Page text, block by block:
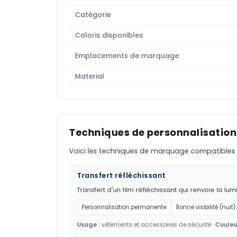
Catégorie
Coloris disponibles
Emplacements de marquage
Material
Techniques de
Voici les techniques de marquage
Transfert réfléchissant
Transfert d'un film réfléchissant qui renvoie la
Personnalisation permanente Bonne visibilité (nuit)
Usage :vêtements et accessoires de sécurité ·